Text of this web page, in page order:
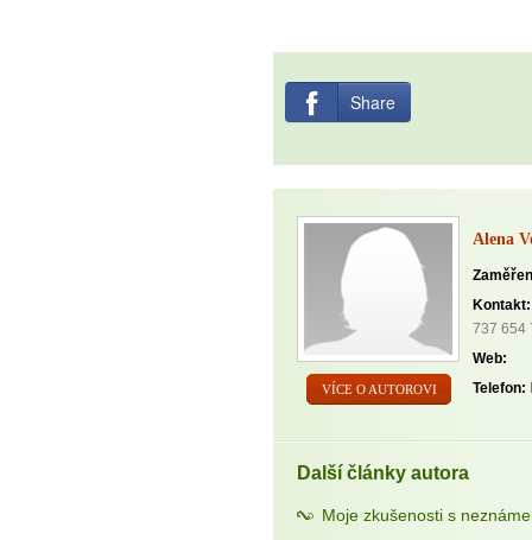
Share
VÍCE O AUTOROVI
Alena
Kontakt:
737 654
Web:
Telefon:
Další články autora
Moje zkušenosti s